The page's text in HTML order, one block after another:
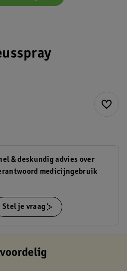
& deskundig advies over
medicijngebruik
Stel je vraag